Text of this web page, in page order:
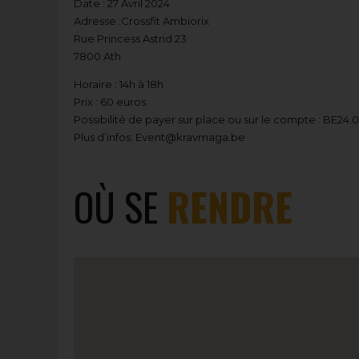
Date : 27 Avril 2024
Adresse :Crossfit Ambiorix
Rue Princess Astrid 23
7800 Ath
Horaire : 14h à 18h
Prix : 60 euros
Possibilité de payer sur place ou sur le compte :
Plus d’infos: Event@kravmaga.be
OÙ SE RENDRE